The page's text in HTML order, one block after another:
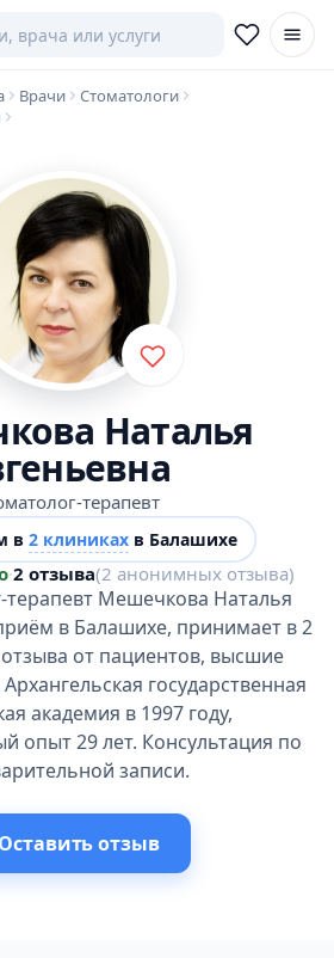
Врачи
Стоматологи
Наталья
терапевт
в 2 клиниках в Балашихе
·2 отзыва(2 анонимных отзыва)
терапевт Мешечкова Наталья
в Балашихе, принимает в 2
от пациентов, высшие
государственная
академия в 1997 году,
опыт 29 лет. Консультация по
записи.
Оставить отзыв